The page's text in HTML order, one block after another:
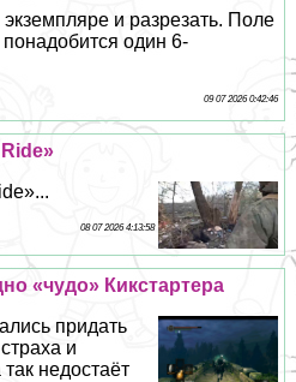
и разрезать. Поле
один 6-
09 07 2026 0:42:46
08 07 2026 4:13:58
«чудо» Кикстартера
придать
и
недостаёт